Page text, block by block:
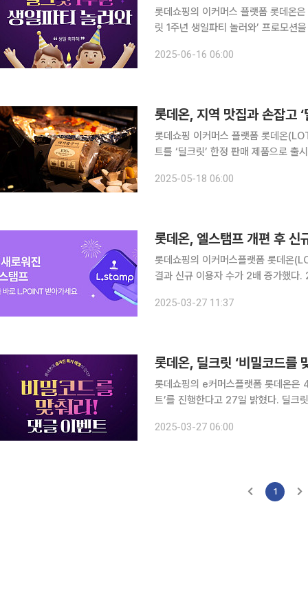
롯데쇼핑의 이커머스 플랫폼 롯데온
릿 1주년 생일파티 놀러와’ 프로모션
매 가능한 특가 상품을 선별해 앱 푸
2025-06-16 06:00
롯데온, 지역 맛집과 손잡고
롯데쇼핑 이커머스 플랫폼 롯데온
트를 ‘딜크릿’ 한정 판매 제품으로 출시한다고 18일 밝혔다.
이터를 기반으로 소비자 니즈를 분석
2025-05-18 06:00
롯데온, 엘스탬프 개편 후 신
롯데쇼핑의 이커머스플랫폼 롯데온
결과 신규 이용자 수가 2배 증가했다. 27일 롯데온에 따르면 3월 5일부터 엘스탬프 서비스를 리뉴
초점을 맞췄다. 미구매 고객도 롯데온
2025-03-27 11:37
롯데온, 딜크릿 ‘비밀코드를
롯데쇼핑의 e커머스플랫폼 롯데온은
트’를 진행한다고 27일 밝혔다. 딜크
라는 점이나 하고 싶은 말을 자유롭게
2025-03-27 06:00
1